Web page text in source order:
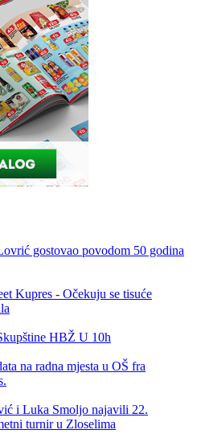
gostovao povodom 50 godina
Kupres - Očekuju se tisuće
HBŽ U 10h
na radna mjesta u OŠ fra
i Luka Smoljo najavili 22.
turnir u Zloselima